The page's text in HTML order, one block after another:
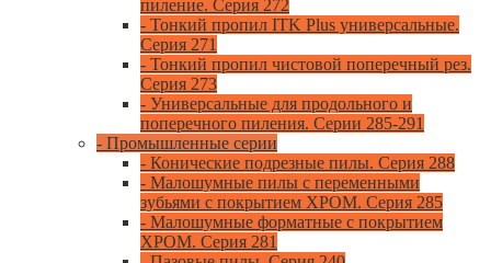
пиление. Серия 272
- Тонкий пропил ITK Plus универсальные.
Серия 271
- Тонкий пропил чистовой поперечный рез.
Серия 273
- Универсальные для продольного и
поперечного пиления. Серии 285-291
- Промышленные серии
- Конические подрезные пилы. Серия 288
- Малошумные пилы с переменными
зубьями с покрытием ХРОМ. Серия 285
- Малошумные форматные с покрытием
ХРОМ. Серия 281